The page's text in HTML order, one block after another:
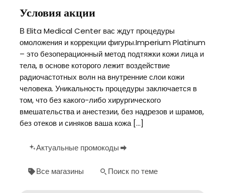
Условия акции
В Elita Medical Center вас ждут процедуры
омоложения и коррекции фигуры.Imperium Platinum
– это безоперационный метод подтяжки кожи лица и
тела, в основе которого лежит воздействие
радиочастотных волн на внутренние слои кожи
человека. Уникальность процедуры заключается в
том, что без какого-либо хирургического
вмешательства и анестезии, без надрезов и шрамов,
без отеков и синяков ваша кожа […]
Актуальные промокоды
Все магазины Поиск по теме